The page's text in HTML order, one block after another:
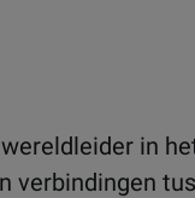
in
verbindingen